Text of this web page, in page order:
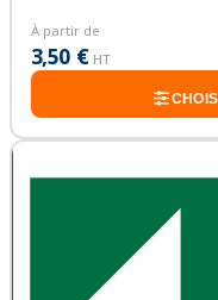
À partir de
3,50 € HT